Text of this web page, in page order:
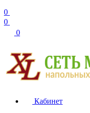
0
0
0
Кабинет